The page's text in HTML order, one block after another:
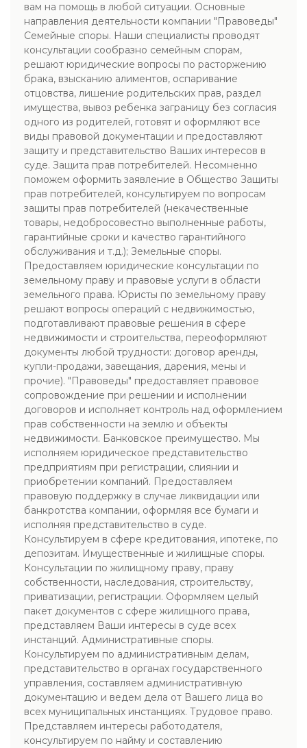
вам на помощь в любой ситуации. Основные
направления деятельности компании "Правоведы"
Семейные споры. Наши специалисты проводят
консультации сообразно семейным спорам,
решают юридические вопросы по расторжению
брака, взысканию алиментов, оспаривание
отцовства, лишение родительских прав, раздел
имущества, вывоз ребенка заграницу без согласия
одного из родителей, готовят и оформляют все
виды правовой документации и предоставляют
защиту и представительство Ваших интересов в
суде. Защита прав потребителей. Несомненно
поможем оформить заявление в Общество Защиты
прав потребителей, консультируем по вопросам
защиты прав потребителей (некачественные
товары, недобросовестно выполненные работы,
гарантийные сроки и качество гарантийного
обслуживания и т.д.); Земельные споры.
Предоставляем юридические консультации по
земельному праву и правовые услуги в области
земельного права. Юристы по земельному праву
решают вопросы операций с недвижимостью,
подготавливают правовые решения в сфере
недвижимости и строительства, переоформляют
документы любой трудности: договор аренды,
купли-продажи, завещания, дарения, мены и
прочие). "Правоведы" предоставляет правовое
сопровождение при решении и исполнении
договоров и исполняет контроль над оформлением
прав собственности на землю и объекты
недвижимости. Банковское преимущество. Мы
исполняем юридическое представительство
предприятиям при регистрации, слиянии и
приобретении компаний. Предоставляем
правовую поддержку в случае ликвидации или
банкротства компании, оформляя все бумаги и
исполняя представительство в суде.
Консультируем в сфере кредитования, ипотеке, по
депозитам. Имущественные и жилищные споры.
Консультации по жилищному праву, праву
собственности, наследования, строительству,
приватизации, регистрации. Оформляем целый
пакет документов с сфере жилищного права,
представляем Ваши интересы в суде всех
инстанций. Административные споры.
Консультируем по административным делам,
представительство в органах государственного
управления, составляем административную
документацию и ведем дела от Вашего лица во
всех муниципальных инстанциях. Трудовое право.
Представляем интересы работодателя,
консультируем по найму и составлению